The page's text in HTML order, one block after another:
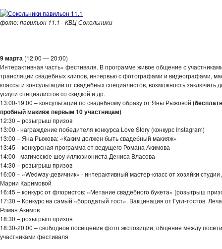
фото: павильон 11.1 - КВЦ Сокольники
9 марта (12:00 — 20:00)
Интерактивная часть» фестиваля. В программе живое общение с
трансляции свадебных клипов, интервью с фотографами и видеографами,
классы и консультации от свадебных специалистов, возможность заключить
услуги специалистов со скидкой и др.
13:00-19:00 – консультации по свадебному образу от Яны Рыжовой
пробный макияж первым 10 участницам)
12:30 – розыгрыш призов
13:00 - награждение победителя конкурса Love Story (конкурс Instagram)
13:00 – Яна Рыжова: «Каким должен быть свадебный макияж»
13:45 – конкурсная программа от ведущего Романа Акимова
14:00 - магическое шоу иллюзиониста Дениса Власова
14:30 – розыгрыш призов
16:00 – «Wedway-девичник» - интерактивный мастер-класс от хозяйки студии
Марии Каримовой
16:45 – конкурс от флористов: «Метание свадебного букета» (розыгрыш
17:30 – Конкурс на самый «бородатый тост». Вакцинация от Гугл-тостов.
Роман Акимов
18:30 – розыгрыш призов
18:30-20:00 – свободное посещение фото экспозиции; общение между
участниками фестиваля